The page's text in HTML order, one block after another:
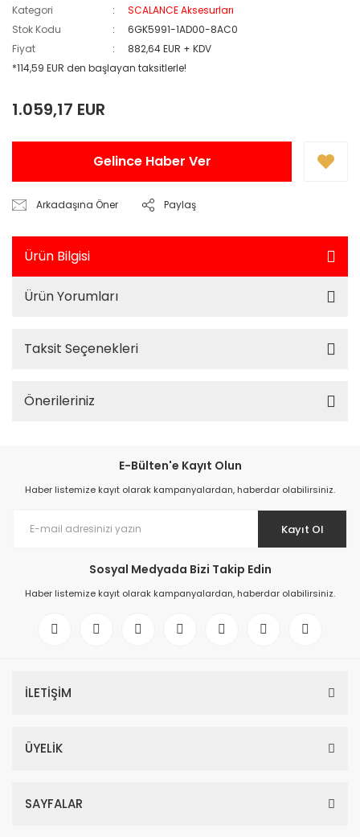
Kategori
SCALANCE Aksesurları
Stok Kodu
6GK5991-1AD00-8AC0
Fiyat
882,64 EUR + KDV
*114,59 EUR den başlayan taksitlerle!
1.059,17 EUR
Gelince Haber Ver
Arkadaşına Öner Paylaş
Ürün Bilgisi
Ürün Yorumları
Taksit Seçenekleri
Önerileriniz
E-Bülten'e Kayıt Olun
Haber listemize kayıt olarak kampanyalardan, haberdar olabilirsiniz.
Kayıt Ol
Sosyal Medyada Bizi Takip Edin
Haber listemize kayıt olarak kampanyalardan, haberdar olabilirsiniz.
İLETİŞİM
ÜYELİK
SAYFALAR